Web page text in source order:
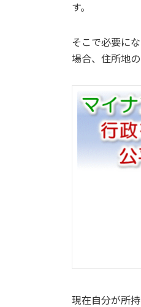
す。
そこで必要に
場合、住所地
現在自分が所